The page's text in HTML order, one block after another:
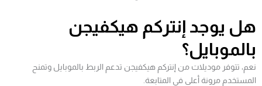
هل يوجد إنتركم هيكفيجن
بالموبايل؟
نعم، تتوفر موديلات من إنتركم هيكفيجن تدعم الربط بالموبايل وتمنح
المستخدم مرونة أعلى في المتابعة.